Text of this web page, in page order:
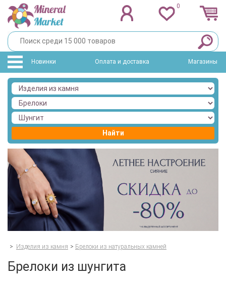
0
Новинки Оплата и доставка Магазины
Найти
> Изделия из камня > Брелоки из натуральных камней
Брелоки из шунгита